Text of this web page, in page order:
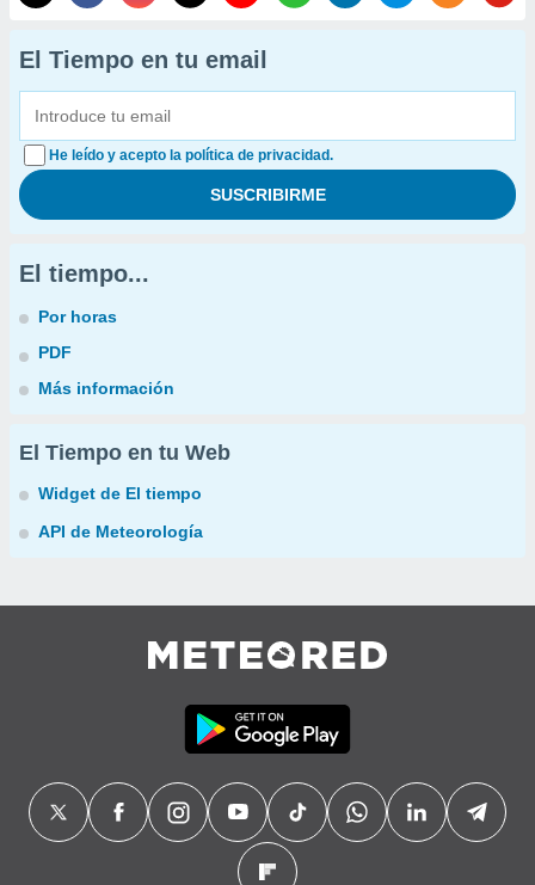
El Tiempo en tu email
He leído y acepto la política de privacidad.
El tiempo...
Por horas
PDF
Más información
El Tiempo en tu Web
Widget de El tiempo
API de Meteorología